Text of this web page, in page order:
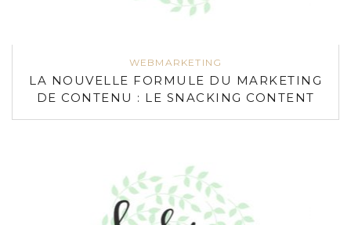
WEBMARKETING
LA NOUVELLE FORMULE DU MARKETING
DE CONTENU : LE SNACKING CONTENT